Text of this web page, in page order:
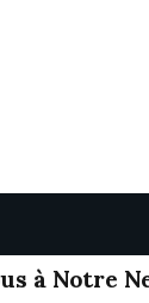
à Notre